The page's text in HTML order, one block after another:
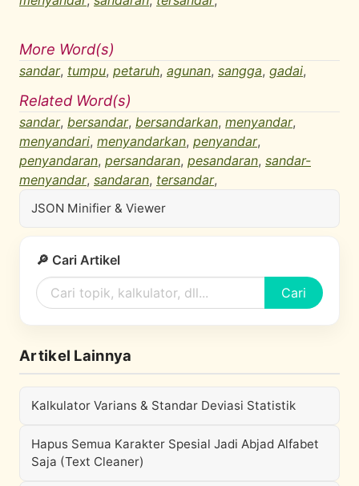
More Word(s)
sandar, tumpu, petaruh, agunan, sangga, gadai,
Related Word(s)
sandar, bersandar, bersandarkan, menyandar,
menyandari, menyandarkan, penyandar,
penyandaran, persandaran, pesandaran, sandar-
menyandar, sandaran, tersandar,
JSON Minifier & Viewer
🔎 Cari Artikel
Cari
Artikel Lainnya
Kalkulator Varians & Standar Deviasi Statistik
Hapus Semua Karakter Spesial Jadi Abjad Alfabet
Saja (Text Cleaner)